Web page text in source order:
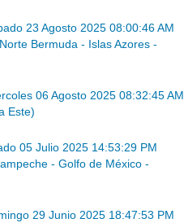
23 Agosto 2025 08:00:46 AM
Bermuda - Islas Azores -
06 Agosto 2025 08:32:45 AM
Este)
05 Julio 2025 14:53:29 PM
- Golfo de México -
29 Junio 2025 18:47:53 PM